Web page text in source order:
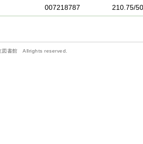
007218787 210.75/
書館 Allrights reserved.